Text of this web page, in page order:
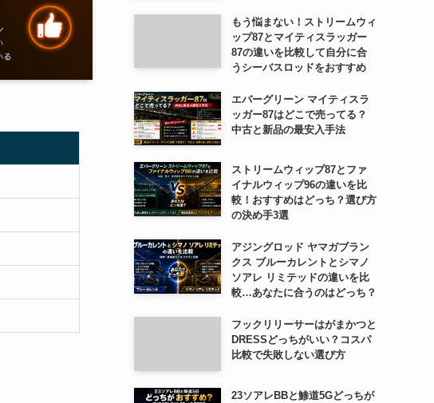
もう悩まない！ストリームウィ
ップ87とマイティスラッガー
87の違いを比較して自分に合
うシーバスロッドをおすすめ
エバーグリーン マイティスラ
ッガー87はどこで売ってる？
中古と新品の最安入手法
ストリームウィップ87とファ
イナルウィップ96の違いを比
較！おすすめはどっち？選び方
の決め手3選
アジングロッド ヤマガブラン
クス ブルーカレントとシマノ
ソアレ リミテッドの違いを比
較…あなたに合うのはどっち？
フックリリーサーはがまかつと
DRESSどっちがいい？コスパ
比較で失敗しない選び方
23ソアレBBと鯵道5Gどっちが